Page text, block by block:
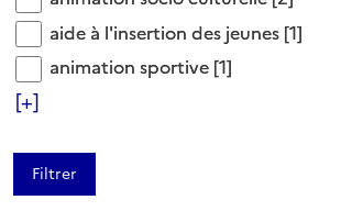
aide à l'insertion des jeunes
aide à l'insertion des jeunes [1]
animation sportive
animation sportive [1]
[+]